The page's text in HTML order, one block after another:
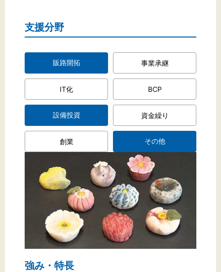
支援分野
販路開拓 事業承継
IT化 BCP
設備投資 資金繰り
創業 その他
強み・特長